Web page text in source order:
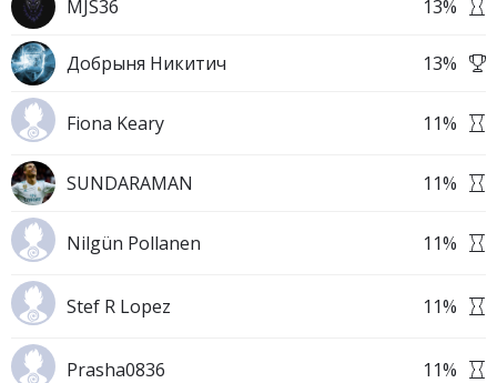
MJS36 13%
Добрыня Никитич 13%
Fiona Keary 11%
SUNDARAMAN 11%
Nilgün Pollanen 11%
Stef R Lopez 11%
Prasha0836 11%